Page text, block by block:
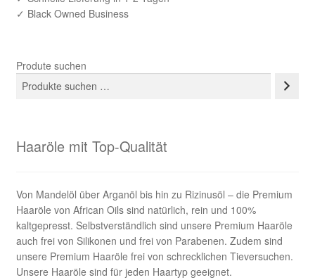
✓ Black Owned Business
Produte suchen
Haaröle mit Top-Qualität
Von Mandelöl über Arganöl bis hin zu Rizinusöl – die Premium
Haaröle von African Oils sind natürlich, rein und 100%
kaltgepresst. Selbstverständlich sind unsere Premium Haaröle
auch frei von Silikonen und frei von Parabenen. Zudem sind
unsere Premium Haaröle frei von schrecklichen Tieversuchen.
Unsere Haaröle sind für jeden Haartyp geeignet.